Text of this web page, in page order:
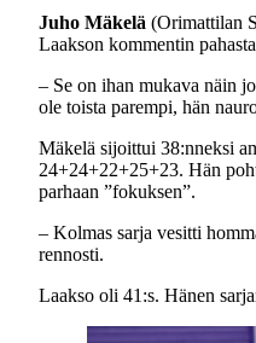
Juho Mäkelä (Orimattilan
Laakson kommentin
– Se on ihan mukava näin
ole toista parempi, hän
Mäkelä sijoittui 38:nneksi
24+24+22+25+23. Hän
parhaan ”fokuksen”.
– Kolmas sarja vesitti
rennosti.
Laakso oli 41:s. Hänen